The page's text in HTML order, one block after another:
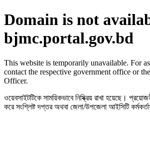
Domain is not
bjmc.portal.gov.bd
This website is temporarily unavailable. For
contact the respective government office or
Officer.
ওয়েবসাইটটিকে সাময়িকভাবে নিষ্ক্রিয় রাখা হয়েছে।
করে সংশ্লিষ্ট দপ্তর অথবা জেলা/উপজেলা আইসিটি